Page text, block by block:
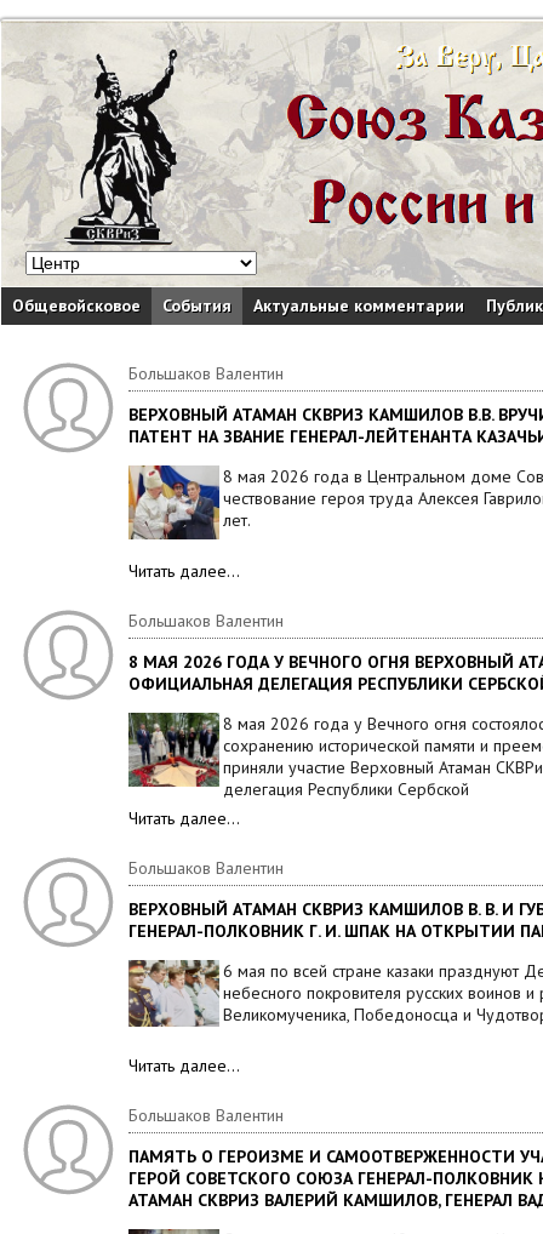
Общевойсковое События Актуальные комментарии
Большаков Валентин
ВЕРХОВНЫЙ АТАМАН СКВРИЗ КАМШИЛОВ В.В.
ПАТЕНТ НА ЗВАНИЕ ГЕНЕРАЛ-ЛЕЙТЕНАНТА
8 мая 2026 года в Центральном доме
чествование героя труда Алексея
лет.
Читать далее…
Большаков Валентин
8 МАЯ 2026 ГОДА У ВЕЧНОГО ОГНЯ ВЕРХОВНЫЙ
ОФИЦИАЛЬНАЯ ДЕЛЕГАЦИЯ РЕСПУБЛИКИ
8 мая 2026 года у Вечного огня
сохранению исторической памяти и
приняли участие Верховный Атаман
делегация Республики Сербской
Читать далее…
Большаков Валентин
ВЕРХОВНЫЙ АТАМАН СКВРИЗ КАМШИЛОВ В. В. И
ГЕНЕРАЛ-ПОЛКОВНИК Г. И. ШПАК НА ОТКРЫТИИ
6 мая по всей стране казаки празднуют
небесного покровителя русских воинов и
Великомученика, Победоносца и
Читать далее…
Большаков Валентин
ПАМЯТЬ О ГЕРОИЗМЕ И САМООТВЕРЖЕННОСТИ
ГЕРОЙ СОВЕТСКОГО СОЮЗА ГЕНЕРАЛ-
АТАМАН СКВРИЗ ВАЛЕРИЙ КАМШИЛОВ, ГЕНЕРАЛ